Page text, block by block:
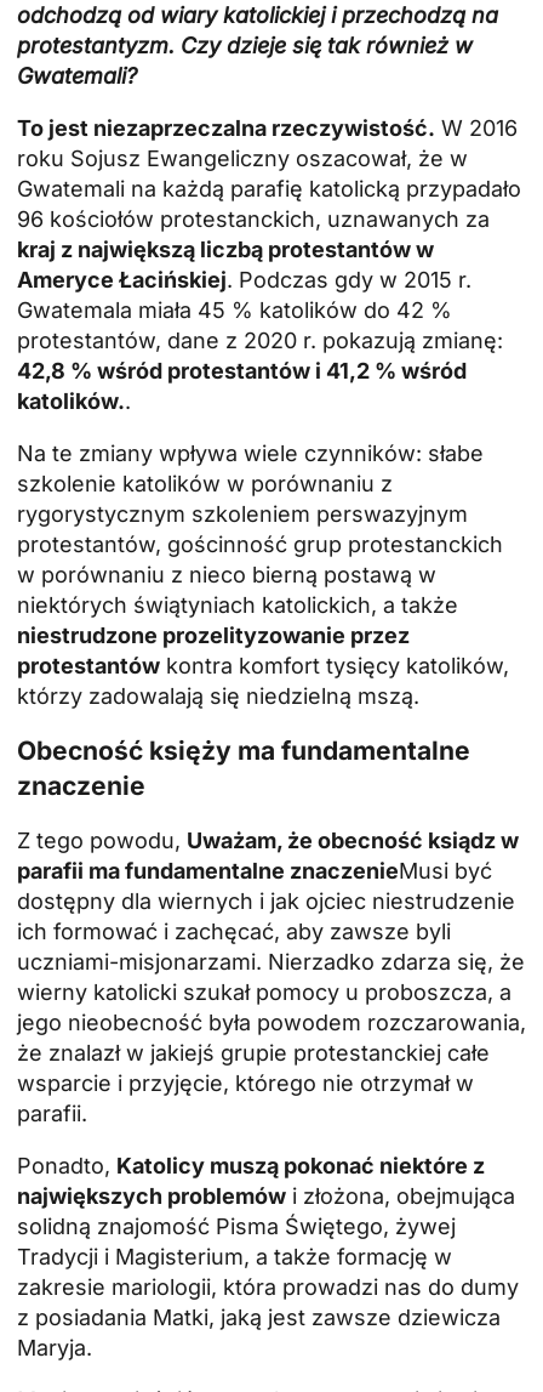
odchodzą od wiary katolickiej i przechodzą na
protestantyzm. Czy dzieje się tak również w
Gwatemali?
To jest niezaprzeczalna rzeczywistość. W 2016
roku Sojusz Ewangeliczny oszacował, że w
Gwatemali na każdą parafię katolicką przypadało
96 kościołów protestanckich, uznawanych za
kraj z największą liczbą protestantów w
Ameryce Łacińskiej. Podczas gdy w 2015 r.
Gwatemala miała 45 % katolików do 42 %
protestantów, dane z 2020 r. pokazują zmianę:
42,8 % wśród protestantów i 41,2 % wśród
katolików..
Na te zmiany wpływa wiele czynników: słabe
szkolenie katolików w porównaniu z
rygorystycznym szkoleniem perswazyjnym
protestantów, gościnność grup protestanckich
w porównaniu z nieco bierną postawą w
niektórych świątyniach katolickich, a także
niestrudzone prozelityzowanie przez
protestantów kontra komfort tysięcy katolików,
którzy zadowalają się niedzielną mszą.
Obecność księży ma fundamentalne
znaczenie
Z tego powodu, Uważam, że obecność ksiądzw
parafii ma fundamentalne znaczenieMusi być
dostępny dla wiernych i jak ojciec niestrudzenie
ich formować i zachęcać, aby zawsze byli
uczniami-misjonarzami. Nierzadko zdarza się, że
wierny katolicki szukał pomocy u proboszcza, a
jego nieobecność była powodem rozczarowania,
że znalazł w jakiejś grupie protestanckiej całe
wsparcie i przyjęcie, którego nie otrzymał w
parafii.
Ponadto, Katolicy muszą pokonać niektóre z
największych problemów i złożona, obejmująca
solidną znajomość Pisma Świętego, żywej
Tradycji i Magisterium, a także formację w
zakresie mariologii, która prowadzi nas do dumy
z posiadania Matki, jaką jest zawsze dziewicza
Maryja.